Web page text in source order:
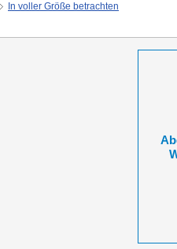
In voller Größe betrachten